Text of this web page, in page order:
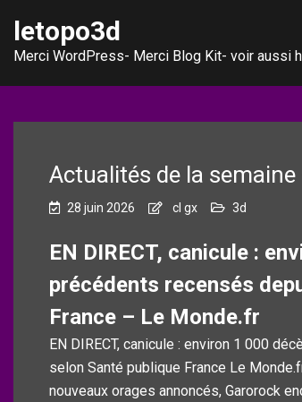
letopo3d
Merci WordPress- Merci Blog Kit- voir aussi
Actualités de la
28 juin 2026 cl gx 3d
EN DIRECT, canicule :
précédents recensés
France – Le Monde.fr
EN DIRECT, canicule : environ 1 000
selon Santé publique France Le
nouveaux orages annoncés, Garorock